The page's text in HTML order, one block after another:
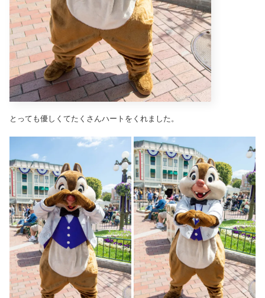
とっても優しくてたくさんハートをくれました。